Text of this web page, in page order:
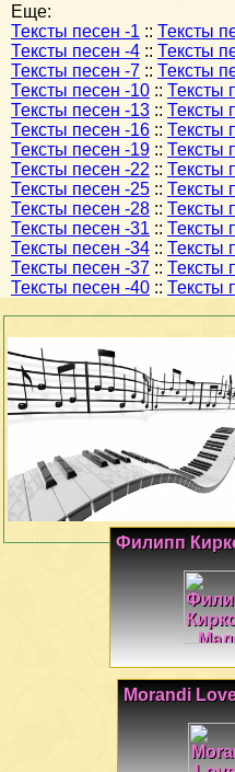
Еще:
Тексты песен -1 :: Тексты
Тексты песен -4 :: Тексты
Тексты песен -7 :: Тексты
Тексты песен -10 :: Тексты
Тексты песен -13 :: Тексты
Тексты песен -16 :: Тексты
Тексты песен -19 :: Тексты
Тексты песен -22 :: Тексты
Тексты песен -25 :: Тексты
Тексты песен -28 :: Тексты
Тексты песен -31 :: Тексты
Тексты песен -34 :: Тексты
Тексты песен -37 :: Тексты
Тексты песен -40 :: Тексты
Филипп
Morandi